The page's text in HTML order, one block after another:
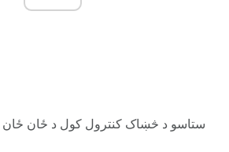
ستاسو د څښاک کنترول کول د ځان ځان